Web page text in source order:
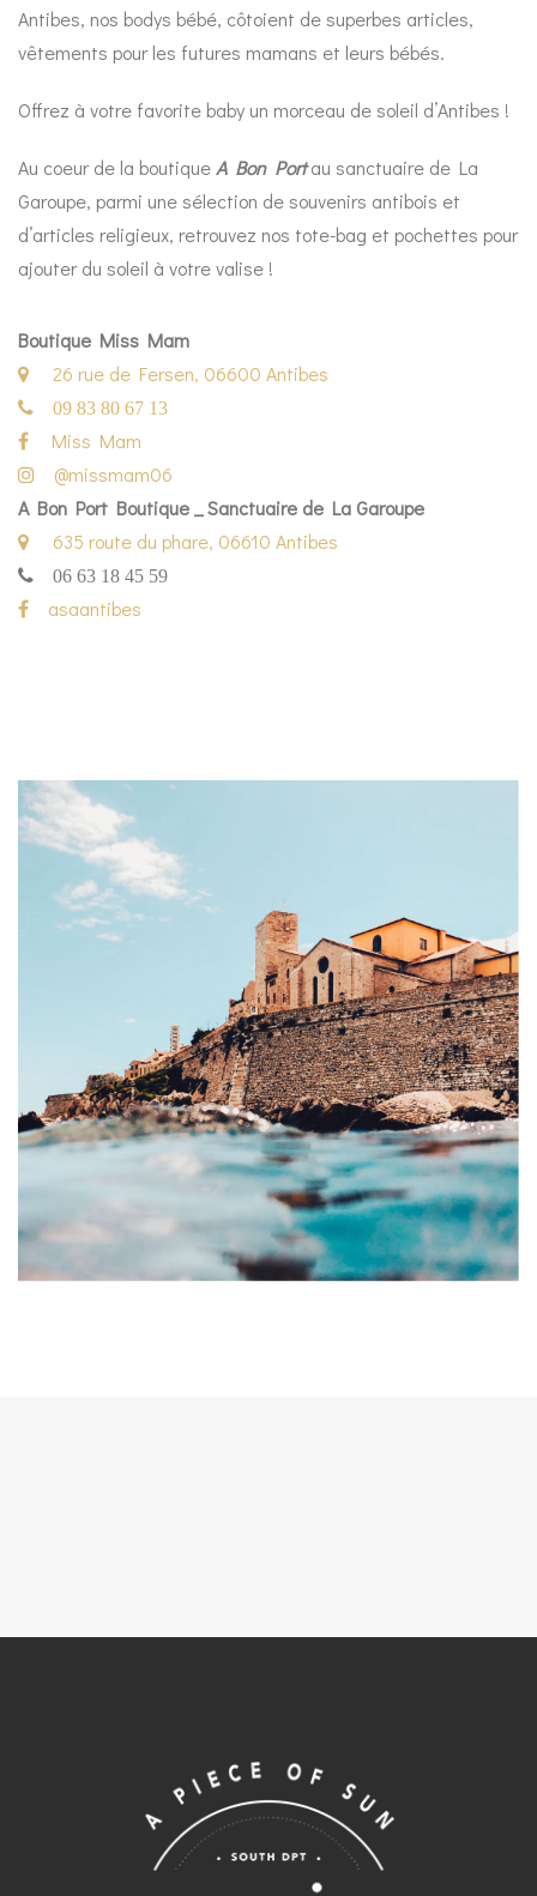
Antibes, nos bodys bébé, côtoient de superbes articles,
vêtements pour les futures mamans et leurs bébés.
Offrez à votre favorite baby un morceau de soleil d’Antibes !
Au coeur de la boutiqueA Bon Portau sanctuaire de La
Garoupe, parmi une sélection de souvenirs antibois et
d’articles religieux, retrouvez nos tote-bag et pochettes pour
ajouter du soleil à votre valise !
Boutique Miss Mam
26 rue de Fersen, 06600 Antibes
09 83 80 67 13
Miss Mam
@missmam06
A Bon Port Boutique _ Sanctuaire de La Garoupe
635 route du phare, 06610 Antibes
06 63 18 45 59
asaantibes